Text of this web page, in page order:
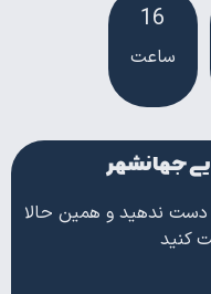
16
ساعت‌
جهانشهر
دست ندهید و همین حالا
کنید